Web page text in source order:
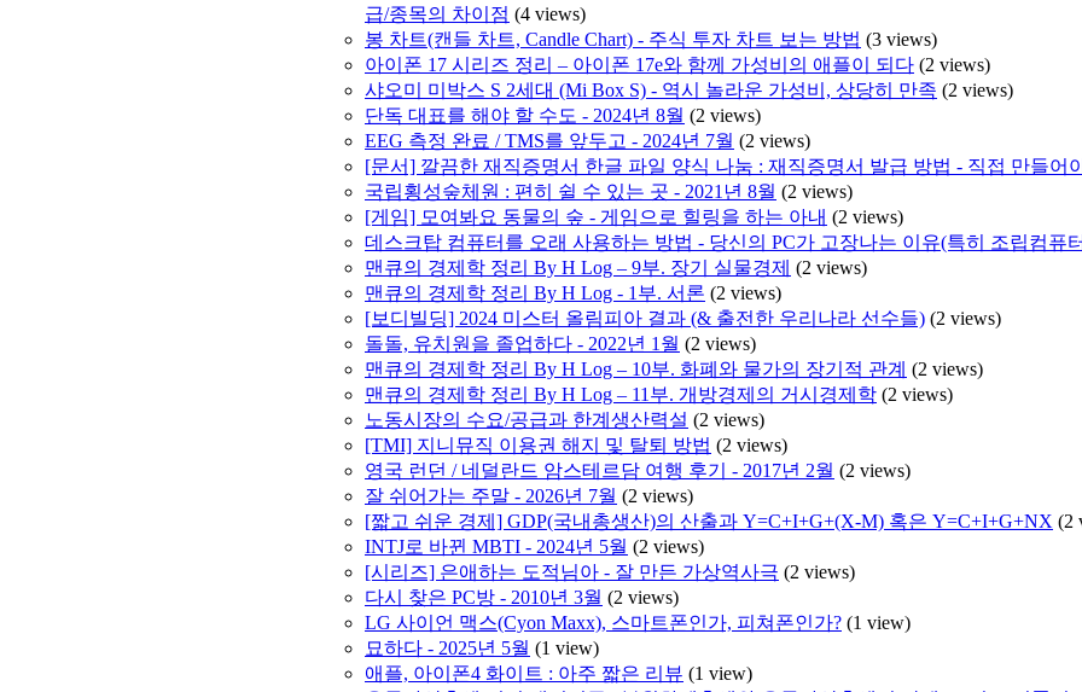
급/종목의 차이점 (4 views)
봉 차트(캔들 차트, Candle Chart) - 주식 투자 차트 보는 방법 (3 views)
아이폰 17 시리즈 정리 – 아이폰 17e와 함께 가성비의 애플이 되다 (2 views)
샤오미 미박스 S 2세대 (Mi Box S) - 역시 놀라운 가성비, 상당히 만족 (2 views)
단독 대표를 해야 할 수도 - 2024년 8월 (2 views)
EEG 측정 완료 / TMS를 앞두고 - 2024년 7월 (2 views)
[문서] 깔끔한 재직증명서 한글 파일 양식 나눔 : 재직증명서 발급 방법 - 직접 만들어
국립횡성숲체원 : 편히 쉴 수 있는 곳 - 2021년 8월 (2 views)
[게임] 모여봐요 동물의 숲 - 게임으로 힐링을 하는 아내 (2 views)
데스크탑 컴퓨터를 오래 사용하는 방법 - 당신의 PC가 고장나는 이유(특히 조립컴퓨
맨큐의 경제학 정리 By H Log – 9부. 장기 실물경제 (2 views)
맨큐의 경제학 정리 By H Log - 1부. 서론 (2 views)
[보디빌딩] 2024 미스터 올림피아 결과 (& 출전한 우리나라 선수들) (2 views)
돌돌, 유치원을 졸업하다 - 2022년 1월 (2 views)
맨큐의 경제학 정리 By H Log – 10부. 화폐와 물가의 장기적 관계 (2 views)
맨큐의 경제학 정리 By H Log – 11부. 개방경제의 거시경제학 (2 views)
노동시장의 수요/공급과 한계생산력설 (2 views)
[TMI] 지니뮤직 이용권 해지 및 탈퇴 방법 (2 views)
영국 런던 / 네덜란드 암스테르담 여행 후기 - 2017년 2월 (2 views)
잘 쉬어가는 주말 - 2026년 7월 (2 views)
[짧고 쉬운 경제] GDP(국내총생산)의 산출과 Y=C+I+G+(X-M) 혹은 Y=C+I+G+NX (2
INTJ로 바뀐 MBTI - 2024년 5월 (2 views)
[시리즈] 은애하는 도적님아 - 잘 만든 가상역사극 (2 views)
다시 찾은 PC방 - 2010년 3월 (2 views)
LG 사이언 맥스(Cyon Maxx), 스마트폰인가, 피쳐폰인가? (1 view)
묘하다 - 2025년 5월 (1 view)
애플, 아이폰4 화이트 : 아주 짧은 리뷰 (1 view)